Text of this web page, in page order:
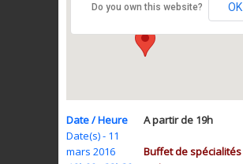
Do you own this website? OK
Date / Heure
Date(s) - 11
mars 2016
A partir de 19h
Buffet de spécialités